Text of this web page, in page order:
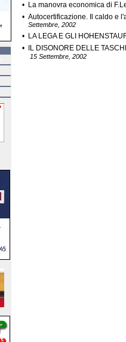
• La manovra economica di
• Autocertificazione. Il caldo e
Settembre, 2002
• LA LEGA E GLI
•
IL DISONORE DELLE
15 Settembre, 2002